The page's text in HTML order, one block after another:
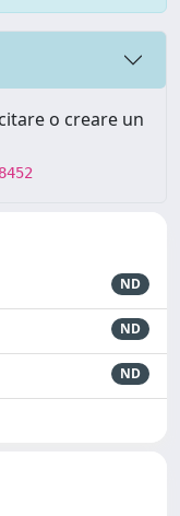
o creare un
ND
ND
ND